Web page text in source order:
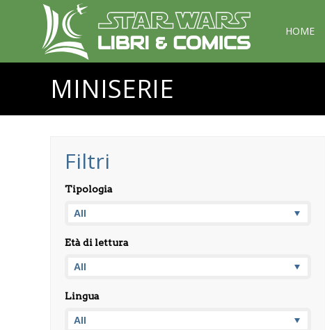
HOME
MINISERIE
Filtri
Tipologia
Età di lettura
Lingua